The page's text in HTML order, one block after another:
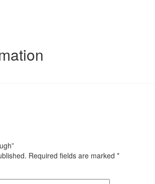
Required fields are marked *